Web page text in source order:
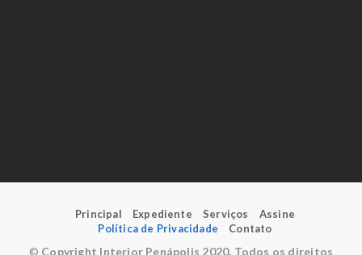
Principal Expediente Serviços
Assine
Política de Privacidade
Contato
© Copyright Interior Penápolis 2020. Todos os direitos